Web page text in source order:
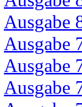
Ausgabe
Ausgabe
Ausgabe
Ausgabe